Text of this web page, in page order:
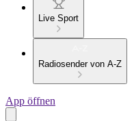
Live Sport
Radiosender von A-Z
App öffnen